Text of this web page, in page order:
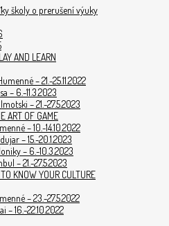
školy o prerušení výuky
AND LEARN
– 21.-25.11.2022
– 6.-11.3.2023
Imotski – 21.-27.5.2023
ART OF GAME
– 10.-14.10.2022
– 15.-20.1.2023
– 6.-10.3.2023
– 21.-27.5.2023
KNOW YOUR CULTURE
– 23.-27.5.2022
– 16.-22.10.2022